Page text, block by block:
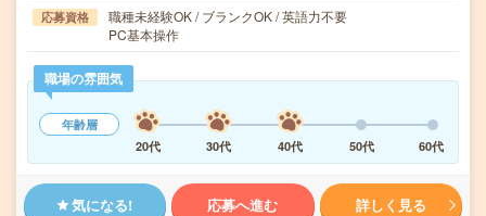
応募資格
職種未経験OK / ブランクOK / 英語力不要
PC基本操作
職場の雰囲気
年齢層
20代
30代 40代 50代 60代
気になる! 応募へ進む 詳しく見る